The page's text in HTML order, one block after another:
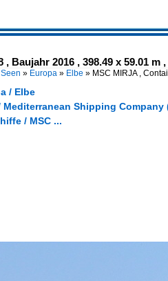
Baujahr 2016 , 398.49 x 59.01 m
» Europa » Elbe » MSC MIRJA ,
/ Elbe
Shipping Company
/ MSC ...